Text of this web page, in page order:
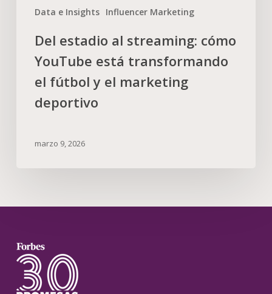
Data e Insights Influencer Marketing
Del estadio al streaming: cómo
YouTube está transformando
el fútbol y el marketing
deportivo
marzo 9, 2026